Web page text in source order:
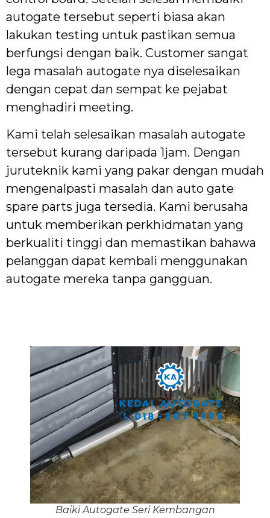
autogate tersebut seperti biasa akan
lakukan testing untuk pastikan semua
berfungsi dengan baik. Customer sangat
lega masalah autogate nya diselesaikan
dengan cepat dan sempat ke pejabat
menghadiri meeting.
Kami telah selesaikan masalah autogate
tersebut kurang daripada 1jam. Dengan
juruteknik kami yang pakar dengan mudah
mengenalpasti masalah dan auto gate
spare parts juga tersedia. Kami berusaha
untuk memberikan perkhidmatan yang
berkualiti tinggi dan memastikan bahawa
pelanggan dapat kembali menggunakan
autogate mereka tanpa gangguan.
Baiki Autogate Seri Kembangan